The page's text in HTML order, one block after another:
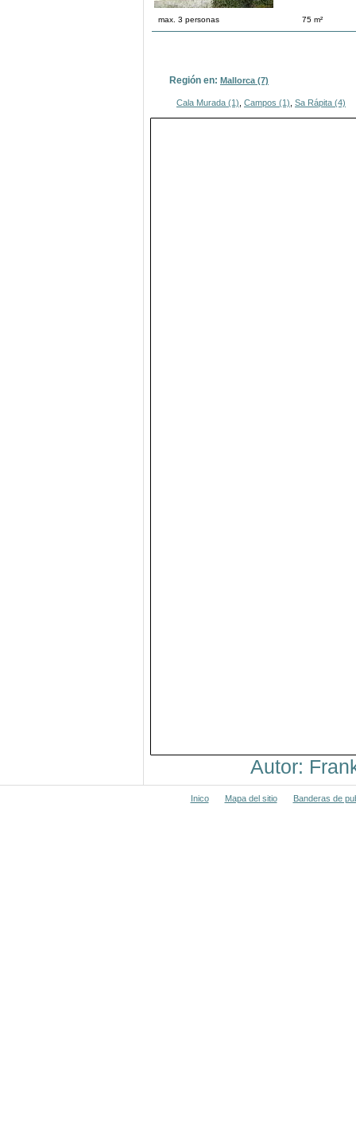
max. 3 personas 75 m²
Región en: Mallorca (7)
Cala Murada (1) Campos (1) Sa Rápita (4)
Autor:
Inico Mapa del sitio Banderas de